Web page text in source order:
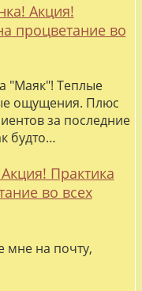
Акция!
процветание во
"Маяк"! Теплые
ощущения. Плюс
за последние
будто…
Практика
во всех
мне на почту,